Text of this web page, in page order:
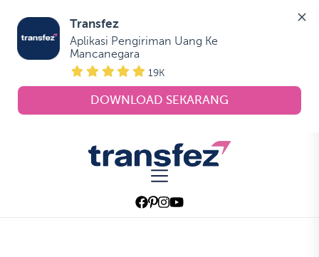
Transfez
Aplikasi Pengiriman Uang Ke
Mancanegara
19K
DOWNLOAD SEKARANG
Transfez